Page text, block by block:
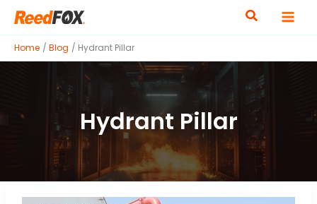
Home Blog Hydrant Pillar
Hydrant Pillar